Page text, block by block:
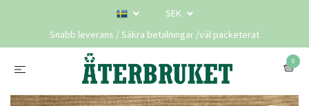
SEK
Snabb leverans / Säkra betalningar /väl packeterat
0